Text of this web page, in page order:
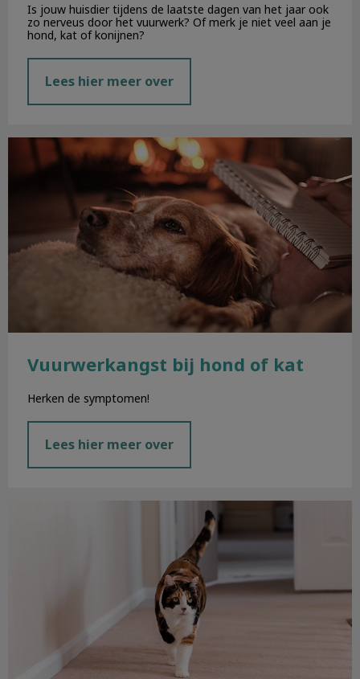
Is jouw huisdier tijdens de laatste dagen van het jaar ook
zo nerveus door het vuurwerk? Of merk je niet veel aan je
hond, kat of konijnen?
Lees hier meer over
Vuurwerkangst bij hond of kat
Vuurwerkangst bij hond of kat
Herken de symptomen!
Lees hier meer over